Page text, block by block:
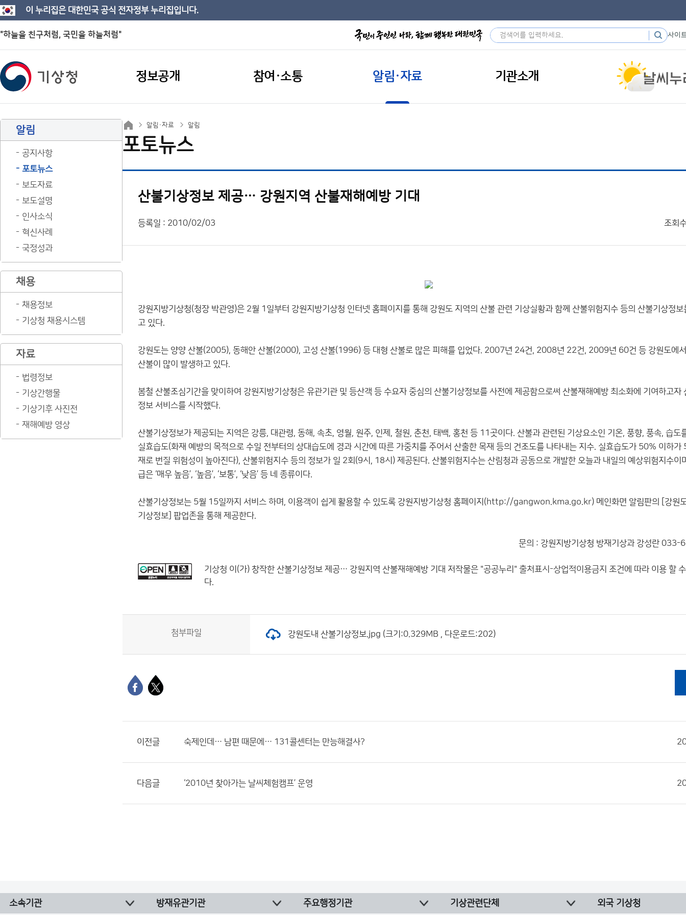
이 누리집은 대한민국 공식 전자정부 누리집입니다.
"하늘을 친구처럼, 국민을 하늘처럼" 사이
정보공개 참여·소통 알림·자료 기관소개
알림
공지사항
포토뉴스
보도자료
보도설명
인사소식
혁신사례
국정성과
채용
채용정보
기상청 채용시스템
자료
법령정보
기상간행물
기상기후 사진전
재해예방 영상
알림·자료 알림
포토뉴스
산불기상정보 제공… 강원지역 산불재해예방 기대
등록일 : 2010/02/03 조회
강원지방기상청(청장 박관영)은 2월 1일부터 강원지방기상청 인터넷 홈페이지를 통해 강원도 지역의 산불 관련 기상실황과 함께 산불위험지수 등의 산불기상정보
고 있다.
강원도는 양양 산불(2005), 동해안 산불(2000), 고성 산불(1996) 등 대형 산불로 많은 피해를 입었다. 2007년 24건, 2008년 22건, 2009년 60건 등 강원도에
산불이 많이 발생하고 있다.
봄철 산불조심기간을 맞이하여 강원지방기상청은 유관기관 및 등산객 등 수요자 중심의 산불기상정보를 사전에 제공함으로써 산불재해예방 최소화에 기여하고자
정보 서비스를 시작했다.
산불기상정보가 제공되는 지역은 강릉, 대관령, 동해, 속초, 영월, 원주, 인제, 철원, 춘천, 태백, 홍천 등 11곳이다. 산불과 관련된 기상요소인 기온, 풍향, 풍속, 습도
실효습도(화재 예방의 목적으로 수일 전부터의 상대습도에 경과 시간에 따른 가중치를 주어서 산출한 목재 등의 건조도를 나타내는 지수. 실효습도가 50% 이하가
재로 번질 위험성이 높아진다), 산불위험지수 등의 정보가 일 2회(9시, 18시) 제공된다. 산불위험지수는 산림청과 공동으로 개발한 오늘과 내일의 예상위험지수이
급은 ‘매우 높음’, ‘높음’, ‘보통’, ‘낮음’ 등 네 종류이다.
산불기상정보는 5월 15일까지 서비스 하며, 이용객이 쉽게 활용할 수 있도록 강원지방기상청 홈페이지(http://gangwon.kma.go.kr) 메인화면 알림판의 [강원
기상정보] 팝업존을 통해 제공한다.
문의 : 강원지방기상청 방재기상과 강성란
기상청 이(가) 창작한 산불기상정보 제공… 강원지역 산불재해예방 기대 저작물은 "공공누리" 출처표시-상업적이용금지 조건에 따라 이용 할
다.
첨부파일 강원도내 산불기상정보.jpg (크기:0.329MB , 다운로드:202)
이전글 숙제인데… 남편 때문에… 131콜센터는 만능해결사?
다음글 ‘2010년 찾아가는 날씨체험캠프’ 운영
소속기관 방재유관기관 주요행정기관 기상관련단체 외국 기상청